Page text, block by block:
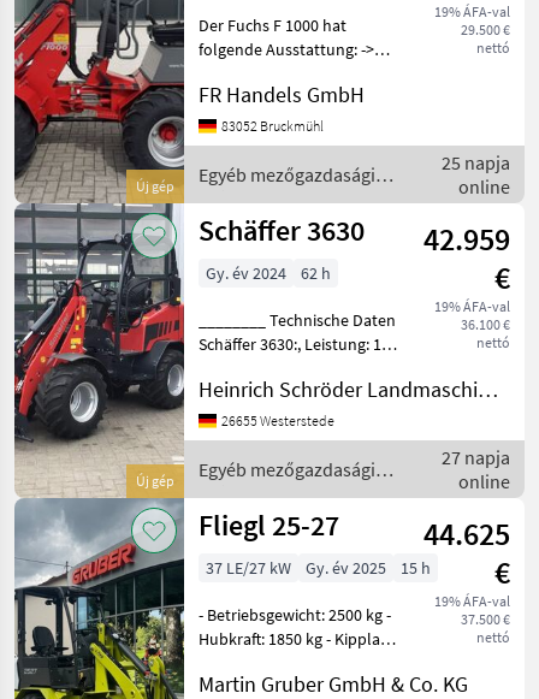
Új gép
19% ÁFA-val
29.500 €
nettó
Der Fuchs F 1000 hat
folgende Ausstattung: ->
82A -> hydrostatischer
Allrad, automotive
Steuerung, -> Kardanwelle -
> 0 – 20 km/h mit 2 F
FR Handels GmbH
83052 Bruckmühl
Egyéb mezőgazdasági
erőgépek / Fuchs
25 napja
online
Új gép
Schäffer 3630
42.959
€
19% ÁFA-val
36.100 €
nettó
Gy. év 2024 62 h
________ Technische Daten
Schäffer 3630:, Leistung: 18,
Betriebsgewicht: 2.300 kg,
Geschwindigkeit: 20 km/h,
Länge mit
Standardschaufel: 4.110
Heinrich Schröder Landmaschinen KG Westerstede
26655 Westerstede
Egyéb mezőgazdasági
erőgépek / Schäffer
27 napja
online
Fliegl 25-27
44.625
€
19% ÁFA-val
37.500 €
nettó
37 LE/27 kW Gy. év 2025 15 h
- Betriebsgewicht: 2500 kg -
Hubkraft: 1850 kg - Kipplast:
2900mm - Bereifung: 31x15
Martin Gruber GmbH & Co. KG